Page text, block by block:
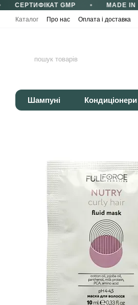
Перейти до основного контенту
СЕРТИФІКАТ GMP MADE IN
Каталог
Про нас Оплата і доставка
Шампуні Кондиціонери